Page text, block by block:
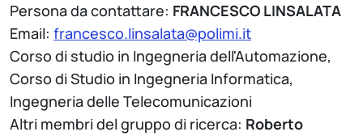
Persona da contattare: FRANCESCO LINSALATA
Email: francesco.linsalata@polimi.it
Corso di studio in Ingegneria dell'Automazione,
Corso di Studio in Ingegneria Informatica,
Ingegneria delle Telecomunicazioni
Altri membri del gruppo di ricerca: Roberto